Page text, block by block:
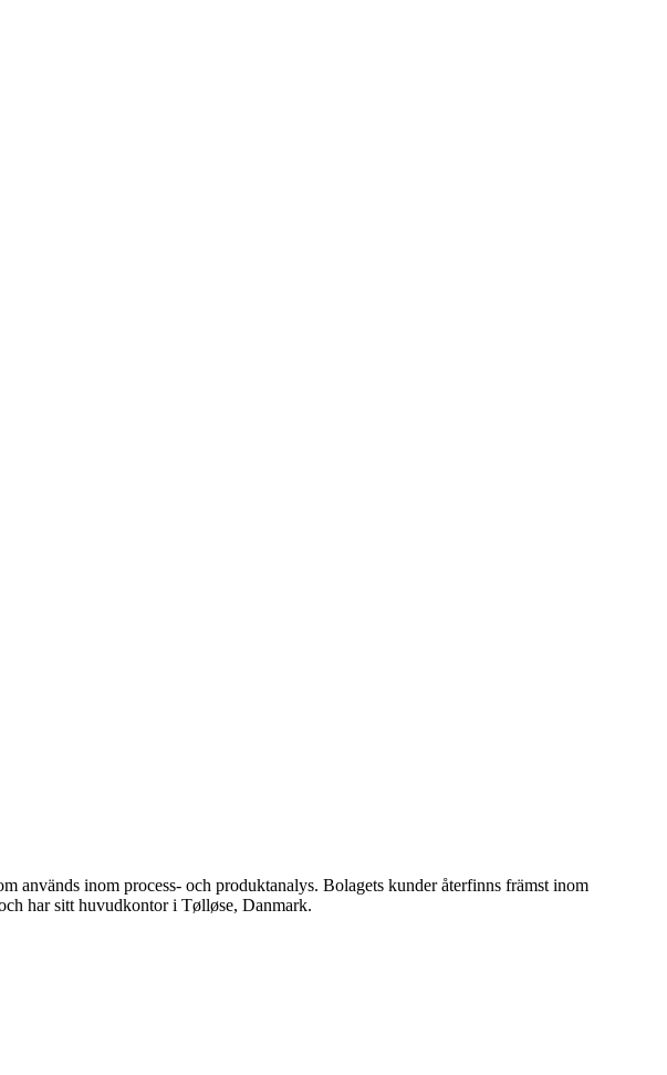
används inom process- och produktanalys. Bolagets kunder återfinns främst inom
har sitt huvudkontor i Tølløse, Danmark.